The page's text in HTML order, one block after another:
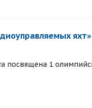
яхт»
посвящена 1